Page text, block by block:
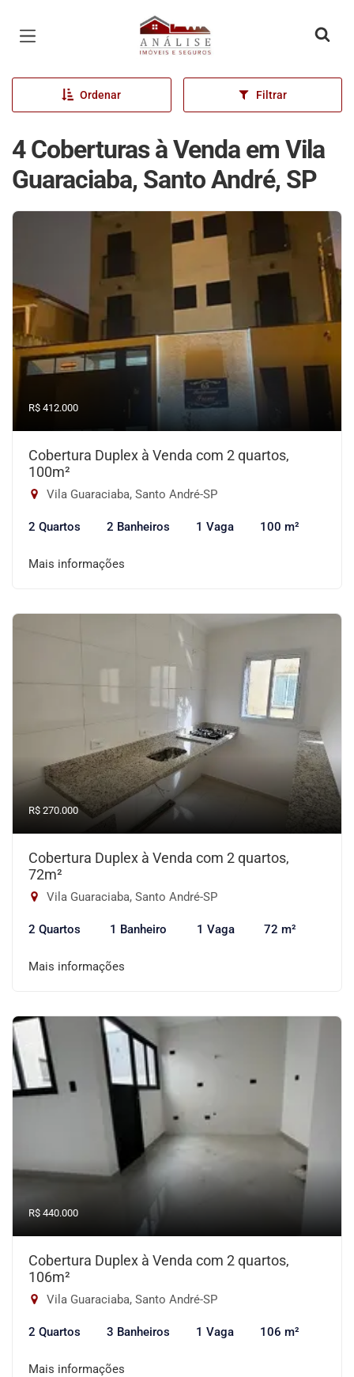
Página inicial
Ordenar Filtrar
4 Coberturas à Venda em Vila
Guaraciaba, Santo André, SP
R$ 412.000
Cobertura Duplex à Venda com 2 quartos,
100m²
Vila Guaraciaba, Santo André-SP
2 Quartos 2 Banheiros 1 Vaga 100 m²
Mais informações
R$ 270.000
Cobertura Duplex à Venda com 2 quartos,
72m²
Vila Guaraciaba, Santo André-SP
2 Quartos 1 Banheiro 1 Vaga 72 m²
Mais informações
R$ 440.000
Cobertura Duplex à Venda com 2 quartos,
106m²
Vila Guaraciaba, Santo André-SP
2 Quartos 3 Banheiros 1 Vaga 106 m²
Mais informações